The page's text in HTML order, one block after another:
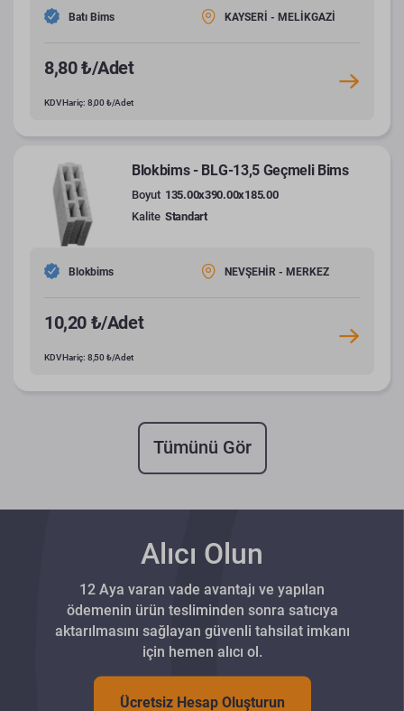
Batı Bims KAYSERİ - MELİKGAZİ
8,80 ₺/Adet
KDV Hariç: 8,00 ₺/Adet
Blokbims - BLG-13,5 Geçmeli Bims
Boyut 135.00x390.00x185.00
Kalite Standart
Blokbims NEVŞEHİR - MERKEZ
10,20 ₺/Adet
KDV Hariç: 8,50 ₺/Adet
Tümünü Gör
Alıcı Olun
12 Aya varan vade avantajı ve yapılan
ödemenin ürün tesliminden sonra satıcıya
aktarılmasını sağlayan güvenli tahsilat imkanı
için hemen alıcı ol.
Ücretsiz Hesap Oluşturun